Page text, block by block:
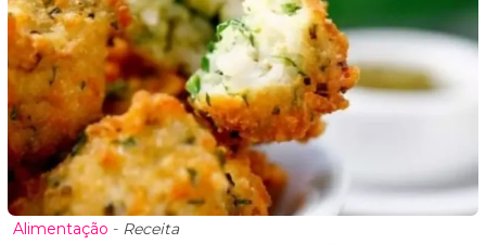
Alimentação - Receita